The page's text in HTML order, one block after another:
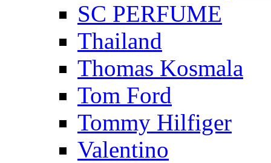
SC PERFUME
Thailand
Thomas Kosmala
Tom Ford
Tommy Hilfiger
Valentino